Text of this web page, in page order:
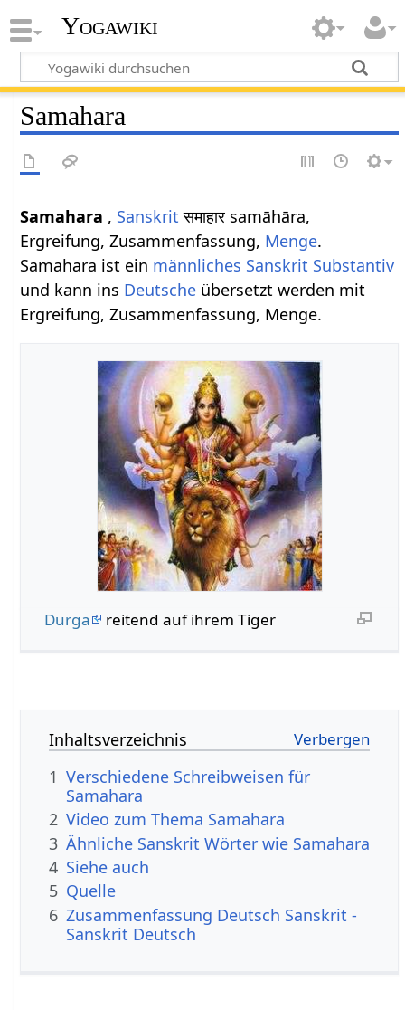
Yogawiki
Samahara
Samahara , Sanskrit समाहार samāhāra,
Ergreifung, Zusammenfassung, Menge.
Samahara ist ein männliches Sanskrit Substantiv
und kann ins Deutsche übersetzt werden mit
Ergreifung, Zusammenfassung, Menge.
Durga reitend auf ihrem Tiger
Inhaltsverzeichnis
1 Verschiedene Schreibweisen für
Samahara
2 Video zum Thema Samahara
3 Ähnliche Sanskrit Wörter wie Samahara
4 Siehe auch
5 Quelle
6 Zusammenfassung Deutsch Sanskrit -
Sanskrit Deutsch